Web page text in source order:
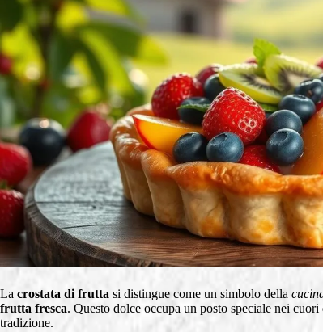
La crostata di frutta si distingue come un simbolo della
frutta fresca. Questo dolce occupa un posto speciale nei
tradizione.